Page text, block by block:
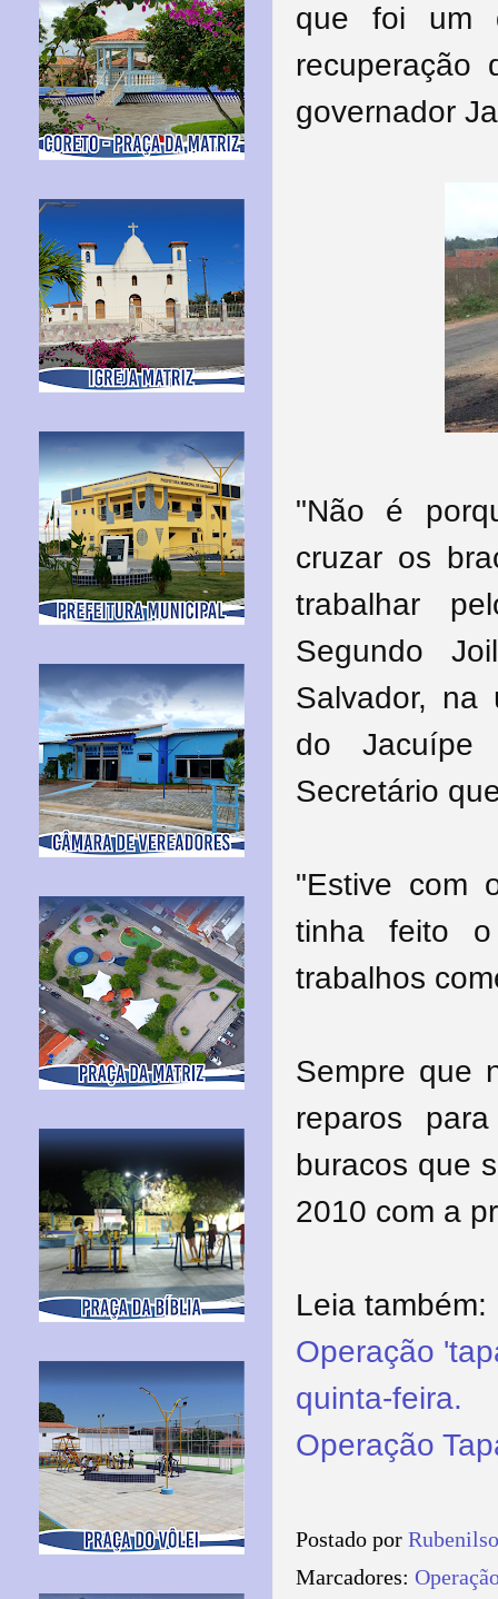
que foi um
recuperação
governador
"Não é
cruzar os
trabalhar
Segundo
Salvador, na
do Jacuípe
Secretário
"Estive com
tinha feito
trabalhos
Sempre que
reparos
buracos que
2010 com a
Leia também:
Operação
quinta-feira.
Operação
Postado por
Marcadores: